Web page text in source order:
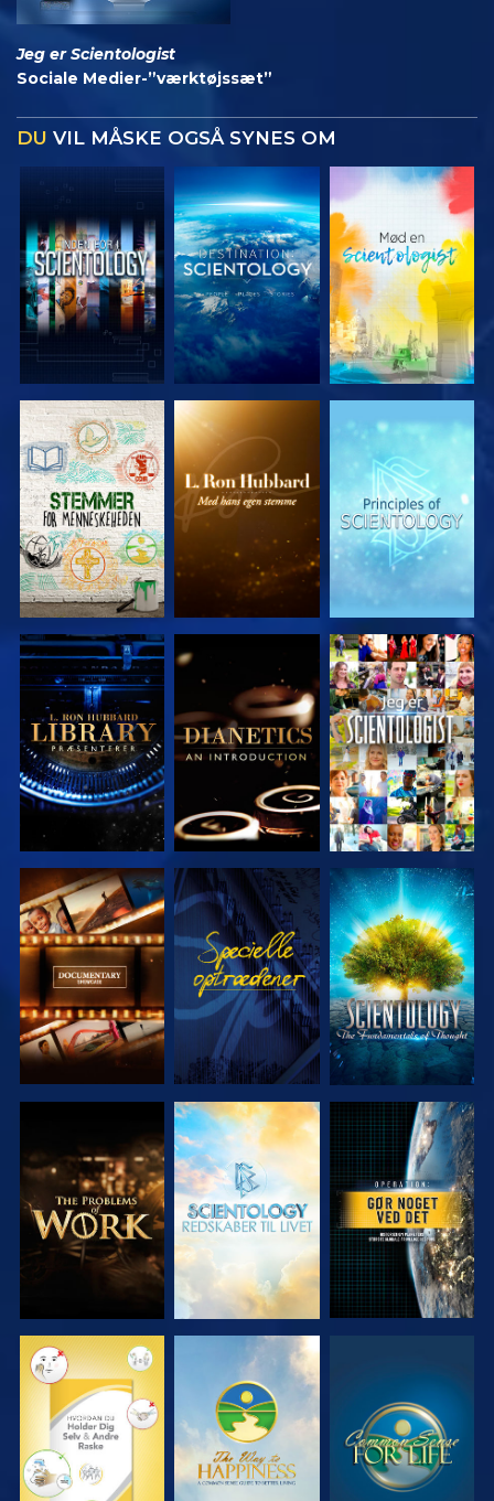
Jeg er Scientologist
Sociale Medier-”værktøjssæt”
DU VIL MÅSKE OGSÅ SYNES OM
UDFORSK
SERIEN
UDFORSK
SERIEN
UDFORSK
SERIEN
UDFORSK
SERIEN
UDFORSK
SERIEN
SE
UDFORSK
SERIEN
SE
UDFORSK
SERIEN
UDFORSK
SERIEN
UDFORSK
SERIEN
SE
SE SE SE